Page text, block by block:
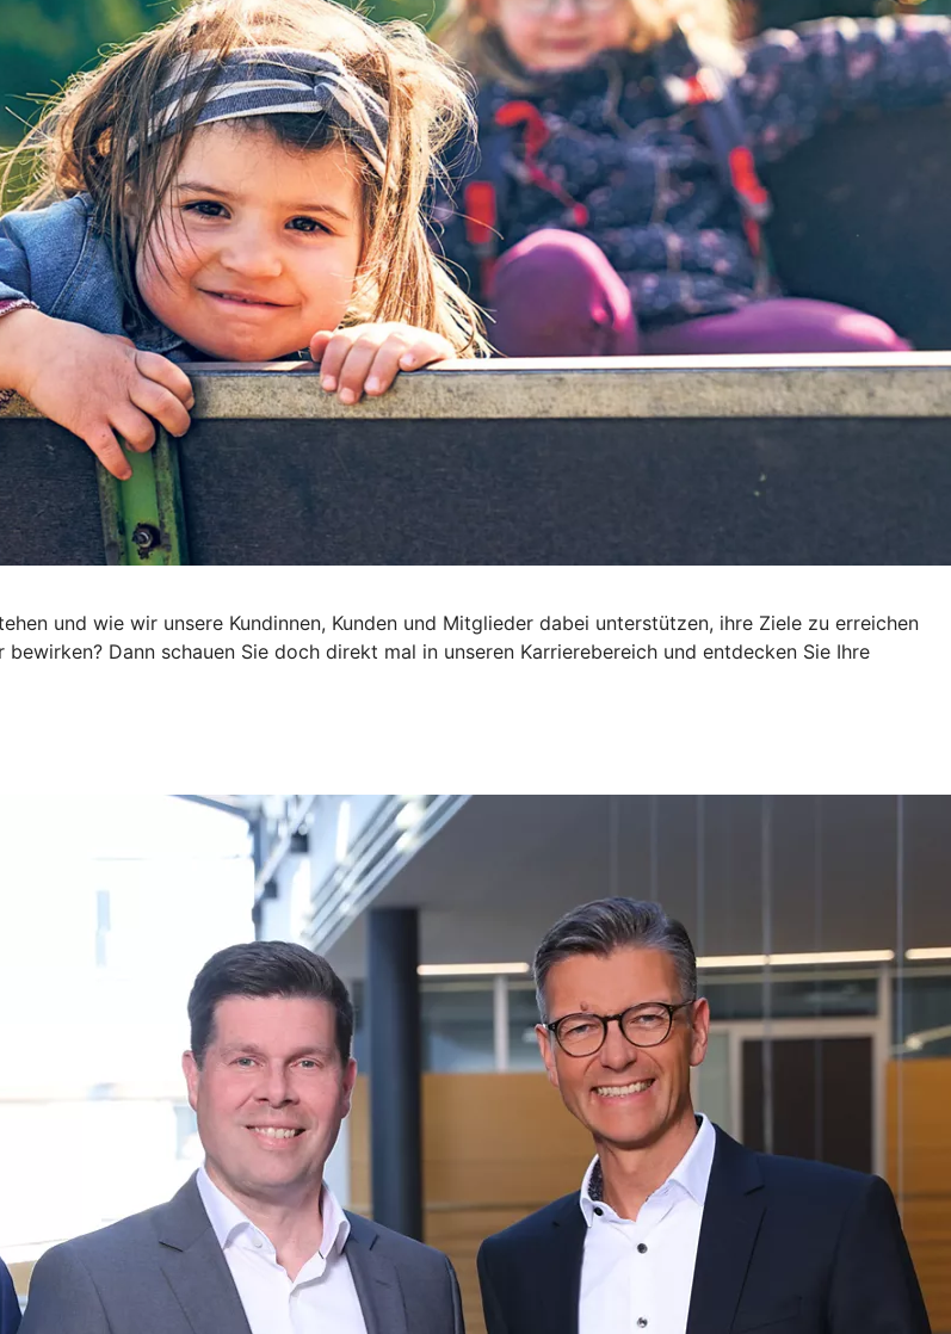
und wie wir unsere Kundinnen, Kunden und Mitglieder dabei unterstützen, ihre Ziele zu erreichen
Dann schauen Sie doch direkt mal in unseren Karrierebereich und entdecken Sie Ihre